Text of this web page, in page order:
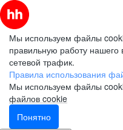
Мы используем файлы
правильную работу нашего
сетевой трафик.
Правила использования
Мы используем файлы
файлов cookie
Понятно